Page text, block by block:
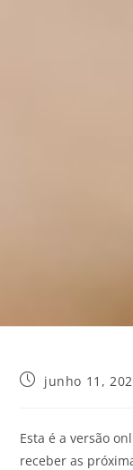
junho 11,
Esta é a versão
receber as